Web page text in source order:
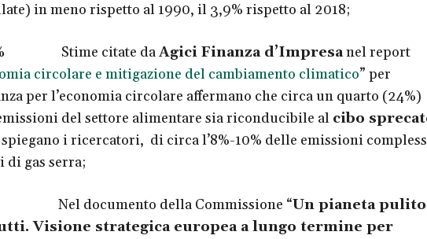
in meno rispetto al 1990, il 3,9% rispetto al 2018;
Stime citate daAgici Finanza d’Impresanel report
circolare e mitigazione del cambiamento climatico” per
per l’economia circolare affermano che circa un quarto (24%)
del settore alimentare sia riconducibile al cibo
i ricercatori, di circa l’8%-10% delle emissioni
di gas serra;
documento della Commissione “Un pianeta pulito
Visione strategica europea a lungo termine per